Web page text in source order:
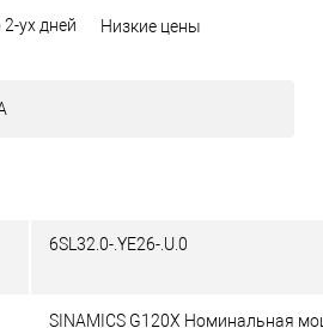
ух дней Низкие цены
6SL32.0-.YE26-.U.0
SINAMICS G120X Номинальная